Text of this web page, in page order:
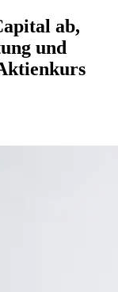
ab,
und